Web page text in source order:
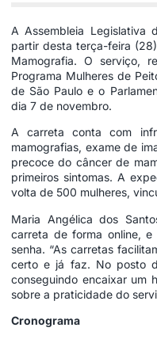
A Assembleia Legislativa
partir desta terça-feira
Mamografia. O serviço,
Programa Mulheres de
de São Paulo e o
dia 7 de novembro.
A carreta conta com
mamografias, exame de
precoce do câncer de
primeiros sintomas. A
volta de 500 mulheres,
Maria Angélica dos
carreta de forma online,
senha. “As carretas
certo e já faz. No posto
conseguindo encaixar um
sobre a praticidade do
Cronograma